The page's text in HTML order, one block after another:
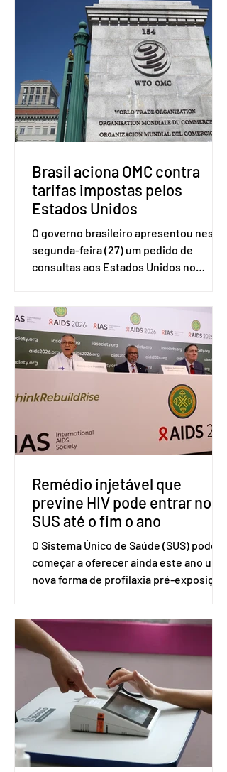
Brasil aciona OMC contra
tarifas impostas pelos
Estados Unidos
O governo brasileiro apresentou nesta
segunda-feira (27) um pedido de
consultas aos Estados Unidos no
(OMC), contestando duas medidas
tarifárias adotadas pelo país norte-
americano com base na Seção 301 da
Lei de Comércio de 1974. Segundo nota
divulgada pelo Ministério das Relações
Exteriores, o Brasil considera que as
incompatíveis com as obrigações
assumidas pelos Estados Unid
Remédio injetável que
previne HIV pode entrar no
SUS até o fim o ano
O Sistema Único de Saúde (SUS) pode
começar a oferecer ainda este ano uma
nova forma de profilaxia pré-exposição
medicamento carbotegravir, que
impede a replicação do vírus de forma
prolongada e pode ser tomado a cada
dois meses. O pedido de inclusão vai
ser encaminhado pelo Ministério da
Saúde à Comissão Nacional de
Incorporação de Novas Tecnologias no
SUS (Conitec) na semana que vem. A
Conitec é um colegiado